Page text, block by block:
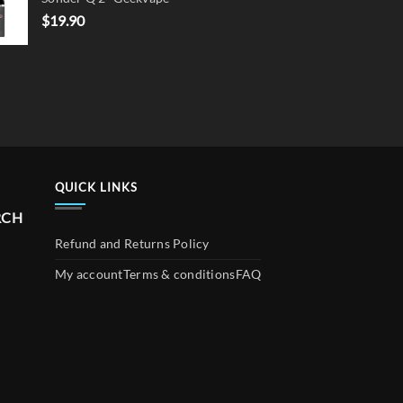
$19.90
QUICK LINKS
Refund and Returns Policy
My accountTerms & conditionsFAQ